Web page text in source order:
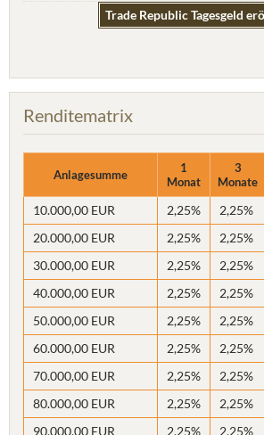
Trade Republic Tagesgeld
Renditematrix
Anlagesumme
1
Monat
3
Monate
10.000,00 EUR 2,25% 2,25%
20.000,00 EUR
2,25% 2,25%
30.000,00 EUR
2,25% 2,25%
40.000,00 EUR
2,25% 2,25%
50.000,00 EUR
2,25% 2,25%
60.000,00 EUR
2,25% 2,25%
70.000,00 EUR
2,25% 2,25%
80.000,00 EUR
2,25% 2,25%
90.000,00 EUR
2,25% 2,25%